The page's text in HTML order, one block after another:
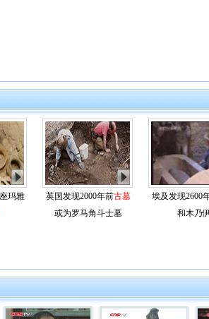
玛雅
英国发现2000年前古墓
或为罗马角斗士墓
埃及发现2600
和木乃